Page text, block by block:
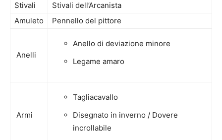
Stivali
Stivali dell’Arcanista
Amuleto
Pennello del pittore
Anelli
Anello di deviazione minore
Legame amaro
Armi
Tagliacavallo
Disegnato in inverno / Dovere
incrollabile